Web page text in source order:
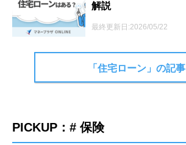
解説
最終更新日:2026/05/22
「住宅ローン」の記事
PICKUP：# 保険